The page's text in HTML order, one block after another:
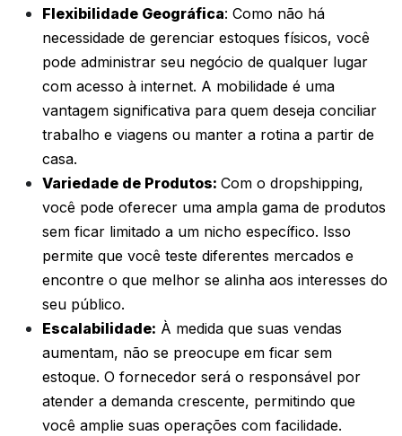
Flexibilidade Geográfica: Como não há
necessidade de gerenciar estoques físicos, você
pode administrar seu negócio de qualquer lugar
com acesso à internet. A mobilidade é uma
vantagem significativa para quem deseja conciliar
trabalho e viagens ou manter a rotina a partir de
casa.
Variedade de Produtos: Com o dropshipping,
você pode oferecer uma ampla gama de produtos
sem ficar limitado a um nicho específico. Isso
permite que você teste diferentes mercados e
encontre o que melhor se alinha aos interesses do
seu público.
Escalabilidade: À medida que suas vendas
aumentam, não se preocupe em ficar sem
estoque. O fornecedor será o responsável por
atender a demanda crescente, permitindo que
você amplie suas operações com facilidade.